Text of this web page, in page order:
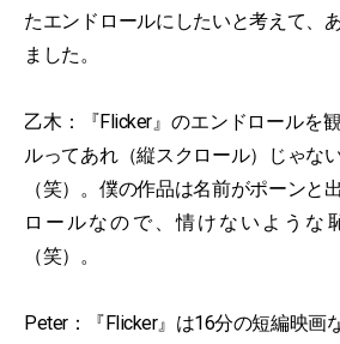
たエンドロールにしたいと考えて、
ました。
乙木：『Flicker』のエンドロールを
ルってあれ（縦スクロール）じゃな
（笑）。僕の作品は名前がポーンと
ロールなので、情けないような
（笑）。
Peter：『Flicker』は16分の短編映画